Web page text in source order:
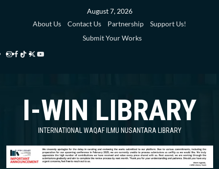
August 7, 2026
About Us
Contact Us Partnership
Support Us!
Submit Your Works
Instagram
Facebook
TikTok
Twitter
Library
YouTube
Library
I-WIN LIBRARY
INTERNATIONAL WAQAF ILMU NUSANTARA LIBRARY